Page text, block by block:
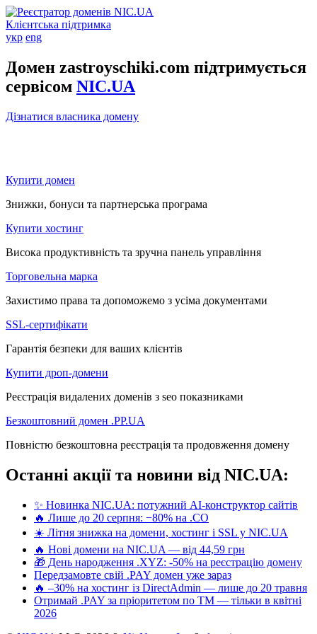
Клієнтська підтримка
укр eng
Домен zastroyschiki.com підтримується
сервісом NIC.UA
Дізнатися власника домену
Купити домен
Знижки, бонуси та партнерська програма
Купити хостинг
Висока продуктивність та зручна панель управління
Торговельна марка
Захистимо права та допоможемо з усіма документами
SSL-сертифікати
Гарантія безпеки для ваших клієнтів
Купити дроп-домени
Реєстрація видалених доменів з seo показниками
Безкоштовний домен .PP.UA
Повністю безкоштовна реєстрація та продовження домену
Останні акції та новини від NIC.UA:
✨ Новинка NIC.UA: потужний AI-конструктор сайтів
🔥 Лише до 20 серпня: −80% на .CO
☀️ Літня знижка на домени, хостинг і SSL у NIC.UA
🔥 Нові домени на NIC.UA — від 44,59 грн
🎁 День народження .XYZ: -50% на реєстрацію домену
Передзамовте свій .PAY домен уже зараз
🔥 –30% на хостинг із DirectAdmin — лише до 20 травня
Отримай .PAY за пріоритетом по ТМ — тільки в квітні
2026